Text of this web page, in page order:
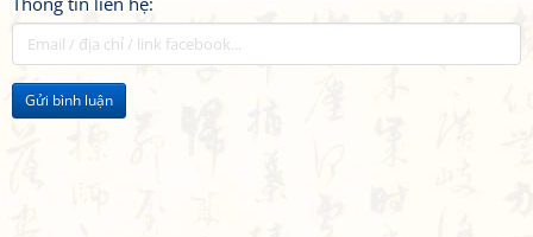
Gửi bình luận